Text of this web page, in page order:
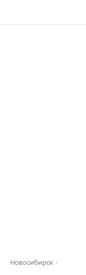
Новосибирск